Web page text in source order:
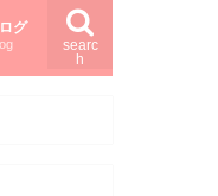
searc
h
グ